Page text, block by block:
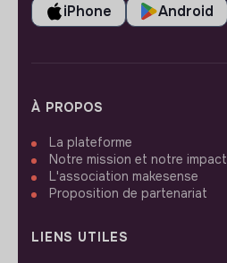
iPhone Android
À PROPOS
La plateforme
Notre mission et notre impact
L'association makesense
Proposition de partenariat
LIENS UTILES